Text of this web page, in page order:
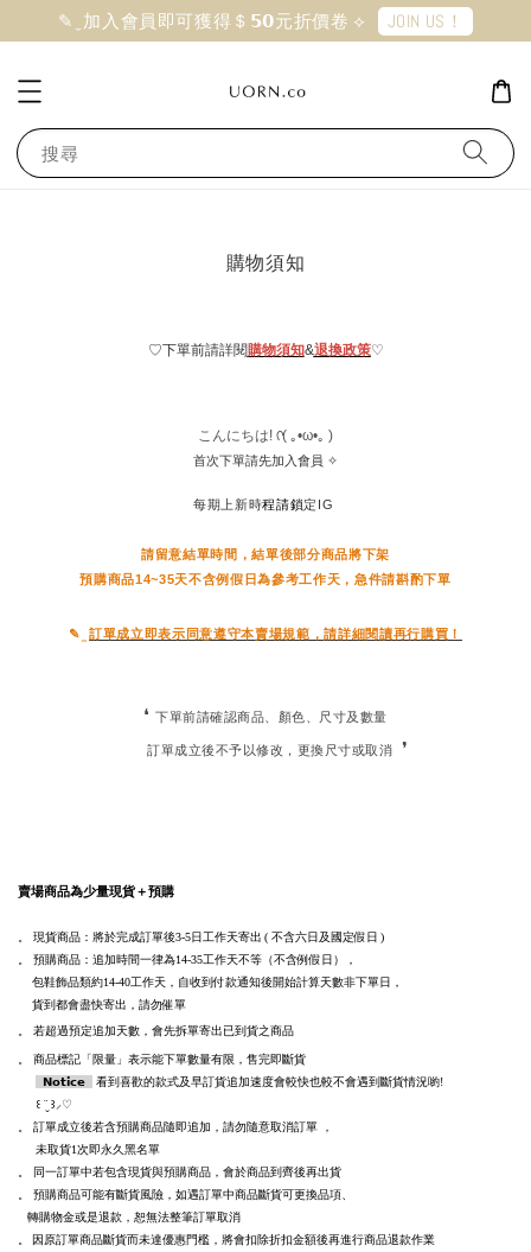
✎ ̼ 加入會員即可獲得＄𝟱𝟬元折價卷 ⟡ JOIN US！
搜尋
購物須知
♡下單前請詳閱購物須知&退換政策♡
こんにちは! ᡣ( ｡•ω•｡ )
‪首次下單請先加入會員 ✧
每期上新時程請鎖定IG
請留意結單時間，結單後部分商品將下架
預購商品14~35天不含例假日為參考工作天，急件請斟酌下單
✎ ̼ 訂單成立即表示同意遵守本賣場規範，請詳細閱讀再行購買！
❛下單前請確認商品、顏色、尺寸及數量
訂單成立後不予以修改，更換尺寸或取消 ❜
賣場商品為少量現貨＋預購
現貨商品：將於完成訂單後3-5日工作天寄出 ( 不含六日及國定假日 )
預購商品： 追加時間一律為14-35工作天不等（不含例假日），
包鞋飾品類約14-40工作天， 自收到付款通知後開始計算天數非下單日，
貨到都會盡快寄出，請勿催單
若超過預定追加天數，會先拆單寄出已到貨之商品
商品標記「限量」表示能下單數量有限，售完即斷貨
𝗡𝗼𝘁𝗶𝗰𝗲
看到喜歡的款式及早訂貨追加速度會較快也較不會遇到斷貨情況喲!
꒰ ¨̮ ꒱⸝♡
訂單成立後若含預購商品隨即追加，請勿隨意取消訂單
，
未取貨1次即永久黑名單
同一訂單中若包含現貨與預購商品，會於商品到齊後再出貨
預購商品可能有斷貨風險，如遇訂單中商品斷貨可更換品項、
轉購物金或是退款，恕無法整筆訂單取消
。 因原訂單商品斷貨而未達優惠門檻，將會扣除折扣金額後再進行商品退款作業